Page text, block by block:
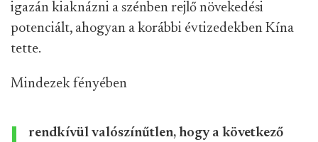
igazán kiaknázni a szénben rejlő növekedési
potenciált, ahogyan a korábbi évtizedekben Kína
tette.
Mindezek fényében
rendkívül valószínűtlen, hogy a következő